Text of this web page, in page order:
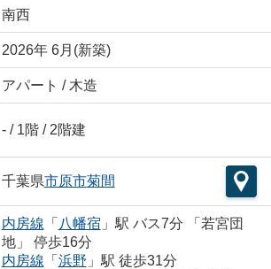
南西
2026年 6月(新築)
アパート / 木造
- / 1階 / 2階建
千葉県市原市菊間
内房線 「 八幡宿 」駅 バス7分 「若宮団
地」 停歩16分
内房線 「 浜野 」駅 徒歩31分